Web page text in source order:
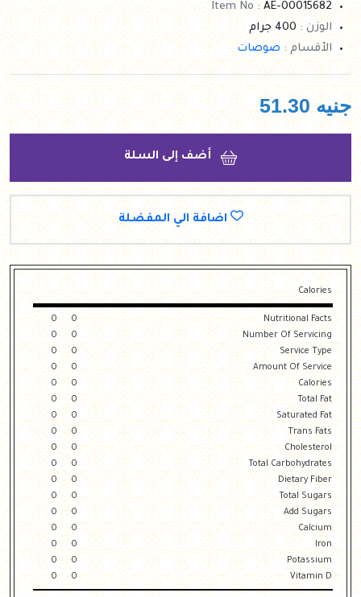
Item No :AE-00015682
الوزن : 400 جرام
الأقسام : صوصات
جنيه 51.30
أضف إلى السلة
اضافة الي المفضلة
Calories
Nutritional Facts
0
0
Number Of Servicing
0
0
Service Type
0
0
Amount Of Service
0
0
Calories
0
0
Total Fat
0
0
Saturated Fat
0
0
Trans Fats
0
0
Cholesterol
0
0
Total Carbohydrates
0
0
Dietary Fiber
0
0
Total Sugars
0
0
Add Sugars
0
0
Calcium
0
0
Iron
0
0
Potassium
0
0
Vitamin D
0
0